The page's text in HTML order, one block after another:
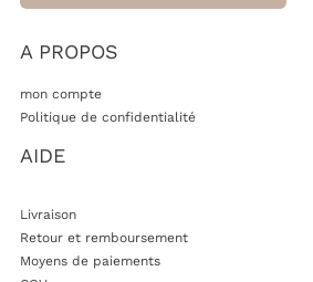
A PROPOS
mon compte
Politique de confidentialité
AIDE
Livraison
Retour et remboursement
Moyens de paiements